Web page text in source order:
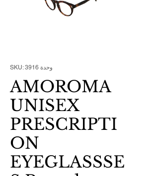
وحدة SKU: 3916
AMOROMA
UNISEX
PRESCRIPTI
ON
EYEGLASSSE